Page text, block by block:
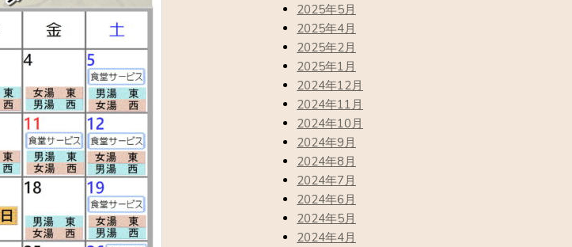
2025年5月
2025年4月
2025年2月
2025年1月
2024年12月
2024年11月
2024年10月
2024年9月
2024年8月
2024年7月
2024年6月
2024年5月
2024年4月